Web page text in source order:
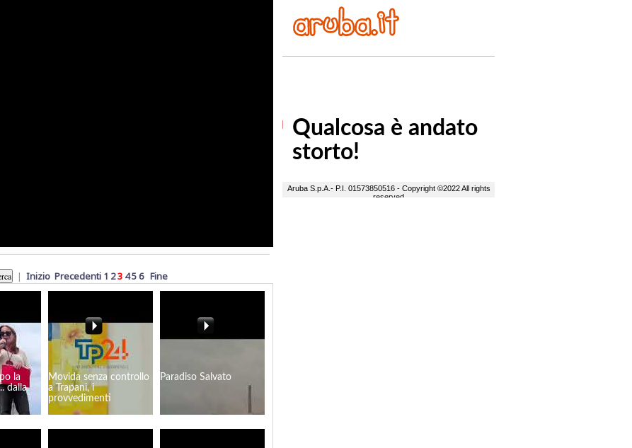
| Inizio Precedenti 1 23 456 Fine
la
dalla
Movida senza controllo
a Trapani, i
provvedimenti
Paradiso Salvato